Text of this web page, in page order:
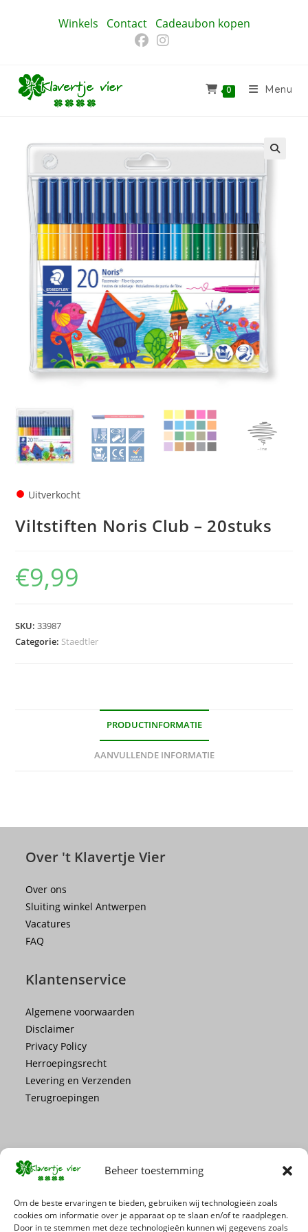
Beheer toestemming
Om de beste ervaringen te bieden, gebruiken wij technologieën zoals
cookies om informatie over je apparaat op te slaan en/of te raadplegen.
Door in te stemmen met deze technologieën kunnen wij gegevens zoals
Winkels Contact Cadeaubon kopen
0 Menu
● Uitverkocht
Viltstiften Noris Club – 20stuks
€9,99
SKU:33987
Categorie: Staedtler
PRODUCTINFORMATIE
AANVULLENDE INFORMATIE
Over 't Klavertje Vier
Over ons
Sluiting winkel Antwerpen
Vacatures
FAQ
Klantenservice
Algemene voorwaarden
Disclaimer
Privacy Policy
Herroepingsrecht
Levering en Verzenden
Terugroepingen
Mis geen enkele actie of promotie!